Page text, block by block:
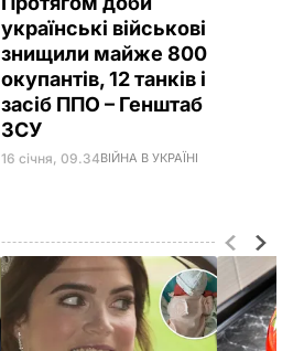
українські військові
знищили майже 800
окупантів, 12 танків і
засіб ППО – Генштаб
ЗСУ
16 січня, 09.34ВІЙНА В УКРАЇНІ